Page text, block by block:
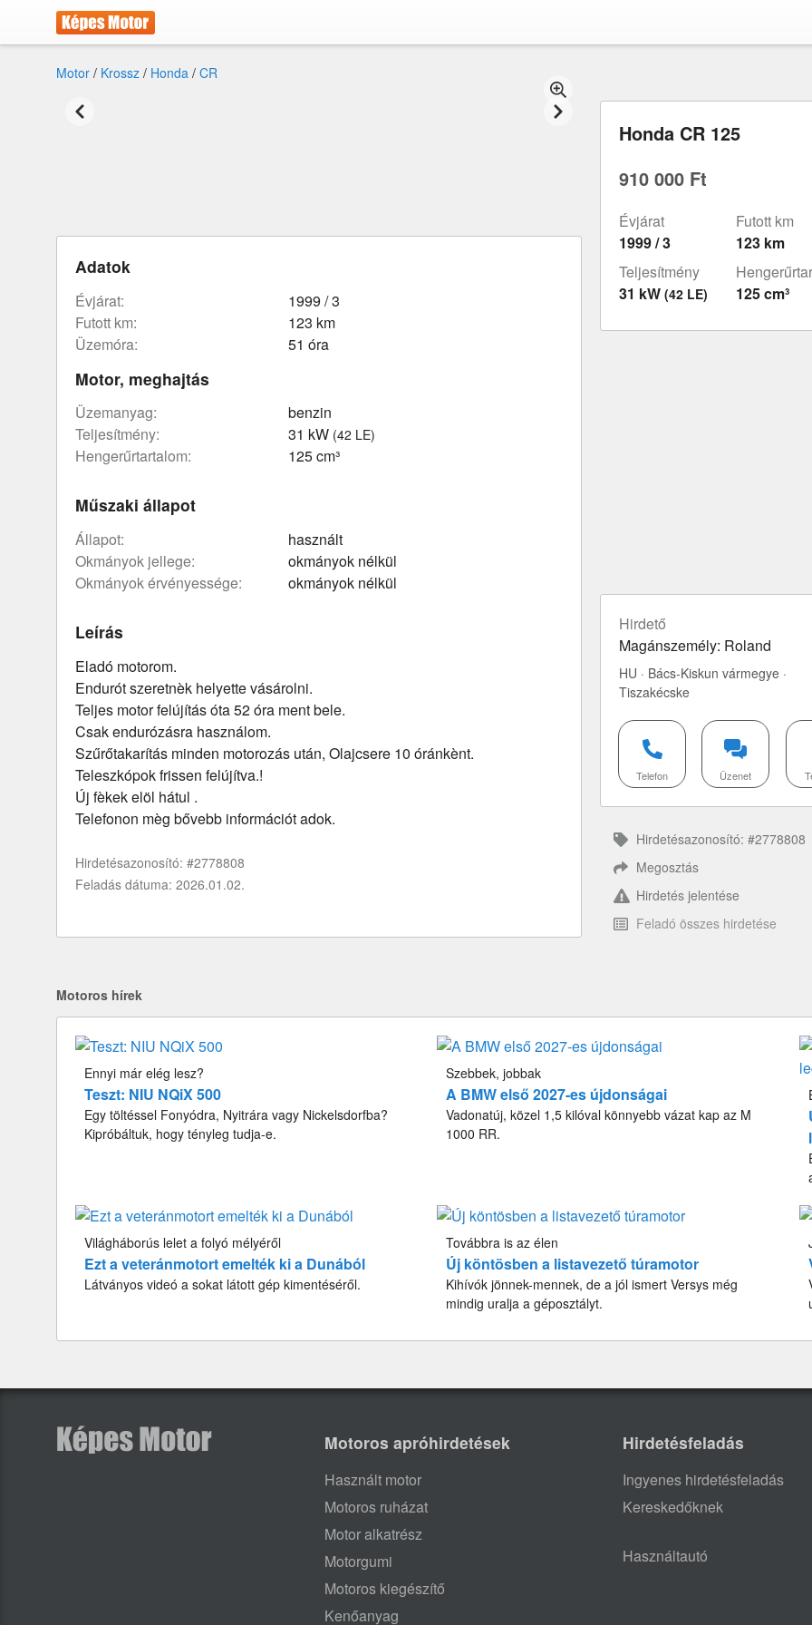
Motor / Krossz / Honda / CR
Honda CR 125
910 000 Ft
Évjárat
1999 / 3
Futott km
123 km
Teljesítmény
31 kW (42 LE)
125 cm³
Hirdető
Magánszemély: Roland
HU · Bács-Kiskun vármegye ·
Tiszakécske
Telefon Üzenet
Hirdetésazonosító: #2778808
Megosztás
Hirdetés jelentése
Feladó összes hirdetése
Adatok
évjárat:
1999 / 3
futott km:
123 km
üzemóra:
51 óra
Motor, meghajtás
üzemanyag:
benzin
teljesítmény:
31 kW (42 LE)
hengerűrtartalom: 125 cm³
Műszaki állapot
állapot:
használt
okmányok jellege:
okmányok nélkül
okmányok érvényessége:
okmányok nélkül
Leírás
Eladó motorom.
Endurót szeretnèk helyette vásárolni.
Teljes motor felújítás óta 52 óra ment bele.
Csak endurózásra használom.
Szűrőtakarítás minden motorozás után, Olajcsere 10 óránkènt.
Teleszkópok frissen felújítva.!
Új fèkek elöl hátul .
Telefonon mèg bővebb információt adok.
Hirdetésazonosító: #2778808
Feladás dátuma: 2026.01.02.
Motoros hírek
Ennyi már elég lesz?
Teszt: NIU NQiX 500
Egy töltéssel Fonyódra, Nyitrára vagy Nickelsdorfba?
Kipróbáltuk, hogy tényleg tudja-e.
Szebbek, jobbak
A BMW első 2027-es újdonságai
Vadonatúj, közel 1,5 kilóval könnyebb vázat kap az M
1000 RR.
Világháborús lelet a folyó mélyéről
Ezt a veteránmotort emelték ki a Dunából
Látványos videó a sokat látott gép kimentéséről.
Továbbra is az élen
Új köntösben a listavezető túramotor
Kihívók jönnek-mennek, de a jól ismert Versys még
mindig uralja a géposztályt.
Motoros apróhirdetések
Használt motor
Motoros ruházat
Motor alkatrész
Motorgumi
Motoros kiegészítő
Kenőanyag
Hirdetésfeladás
Ingyenes hirdetésfeladás
Kereskedőknek
Használtautó